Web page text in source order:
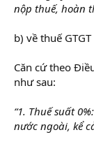
nộp thuế, hoàn
b) về thuế GTGT
Căn cứ theo
như sau:
“1. Thuế suất
nước ngoài, kể